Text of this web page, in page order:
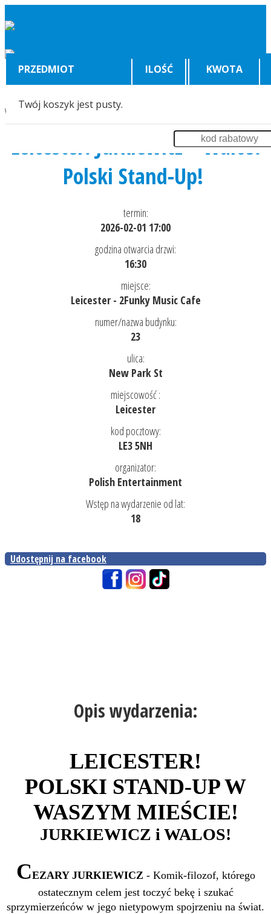
PRZEDMIOT ILOŚĆ KWOTA
Twój koszyk jest pusty.
Wyświetlenia:3993
Leicester! Jurkiewicz + Walos!
Polski Stand-Up!
termin:
2026-02-01 17:00
godzina otwarcia drzwi:
16:30
miejsce:
Leicester - 2Funky Music Cafe
numer/nazwa budynku:
23
ulica:
New Park St
miejscowość :
Leicester
kod pocztowy:
LE3 5NH
organizator:
Polish Entertainment
Wstęp na wydarzenie od lat:
18
Udostępnij na facebook
Opis wydarzenia:
LEICESTER!
POLSKI STAND-UP W
WASZYM MIEŚCIE!
JURKIEWICZ i WALOS!
CEZARY JURKIEWICZ - Komik-filozof, którego
ostatecznym celem jest toczyć bekę i szukać
sprzymierzeńców w jego nietypowym spojrzeniu na świat.